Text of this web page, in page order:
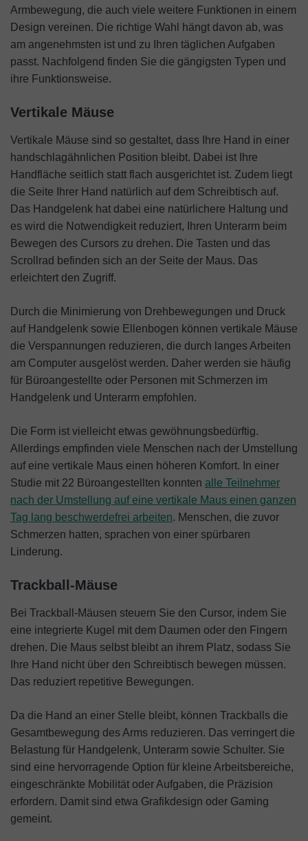
Armbewegung, die auch viele weitere Funktionen in einem
Design vereinen. Die richtige Wahl hängt davon ab, was
am angenehmsten ist und zu Ihren täglichen Aufgaben
passt. Nachfolgend finden Sie die gängigsten Typen und
ihre Funktionsweise.
Vertikale Mäuse
Vertikale Mäuse sind so gestaltet, dass Ihre Hand in einer
handschlagähnlichen Position bleibt. Dabei ist Ihre
Handfläche seitlich statt flach ausgerichtet ist. Zudem liegt
die Seite Ihrer Hand natürlich auf dem Schreibtisch auf.
Das Handgelenk hat dabei eine natürlichere Haltung und
es wird die Notwendigkeit reduziert, Ihren Unterarm beim
Bewegen des Cursors zu drehen. Die Tasten und das
Scrollrad befinden sich an der Seite der Maus. Das
erleichtert den Zugriff.
Durch die Minimierung von Drehbewegungen und Druck
auf Handgelenk sowie Ellenbogen können vertikale Mäuse
die Verspannungen reduzieren, die durch langes Arbeiten
am Computer ausgelöst werden. Daher werden sie häufig
für Büroangestellte oder Personen mit Schmerzen im
Handgelenk und Unterarm empfohlen.
Die Form ist vielleicht etwas gewöhnungsbedürftig.
Allerdings empfinden viele Menschen nach der Umstellung
auf eine vertikale Maus einen höheren Komfort. In einer
Studie mit 22 Büroangestellten konnten alle Teilnehmer
nach der Umstellung auf eine vertikale Maus einen ganzen
Tag lang beschwerdefrei arbeiten. Menschen, die zuvor
Schmerzen hatten, sprachen von einer spürbaren
Linderung.
Trackball-Mäuse
Bei Trackball-Mäusen steuern Sie den Cursor, indem Sie
eine integrierte Kugel mit dem Daumen oder den Fingern
drehen. Die Maus selbst bleibt an ihrem Platz, sodass Sie
Ihre Hand nicht über den Schreibtisch bewegen müssen.
Das reduziert repetitive Bewegungen.
Da die Hand an einer Stelle bleibt, können Trackballs die
Gesamtbewegung des Arms reduzieren. Das verringert die
Belastung für Handgelenk, Unterarm sowie Schulter. Sie
sind eine hervorragende Option für kleine Arbeitsbereiche,
eingeschränkte Mobilität oder Aufgaben, die Präzision
erfordern. Damit sind etwa Grafikdesign oder Gaming
gemeint.